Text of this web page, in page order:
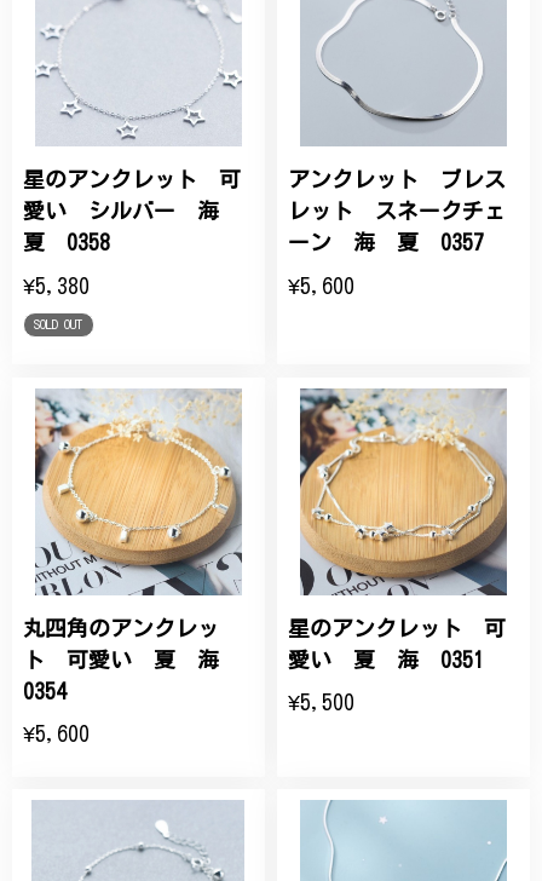
星のアンクレット 可
愛い シルバー 海
夏 0358
¥5,380
SOLD OUT
アンクレット ブレス
レット スネークチェ
ーン 海 夏 0357
¥5,600
丸四角のアンクレッ
ト 可愛い 夏 海
0354
¥5,600
星のアンクレット 可
愛い 夏 海 0351
¥5,500